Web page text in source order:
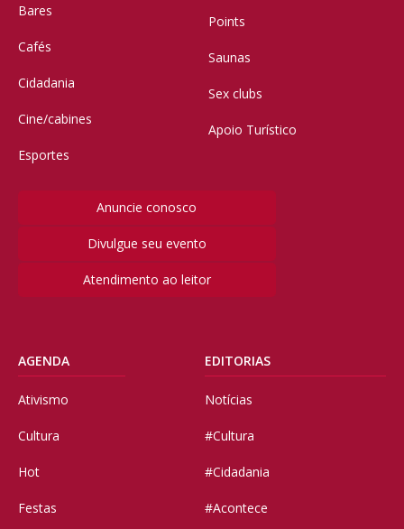
Bares
Cafés
Cidadania
Cine/cabines
Esportes
Points
Saunas
Sex clubs
Apoio Turístico
Anuncie conosco
Divulgue seu evento
Atendimento ao leitor
AGENDA
Ativismo
Cultura
Hot
Festas
EDITORIAS
Notícias
#Cultura
#Cidadania
#Acontece